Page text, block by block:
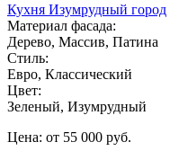
Кухня Изумрудный город
Материал фасада:
Дерево, Массив, Патина
Стиль:
Евро, Классический
Цвет:
Зеленый, Изумрудный
Цена: от 55 000 руб.